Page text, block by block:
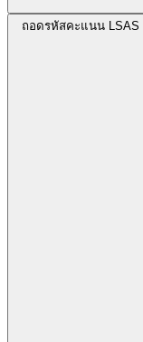
ถอดรหัสคะแนน